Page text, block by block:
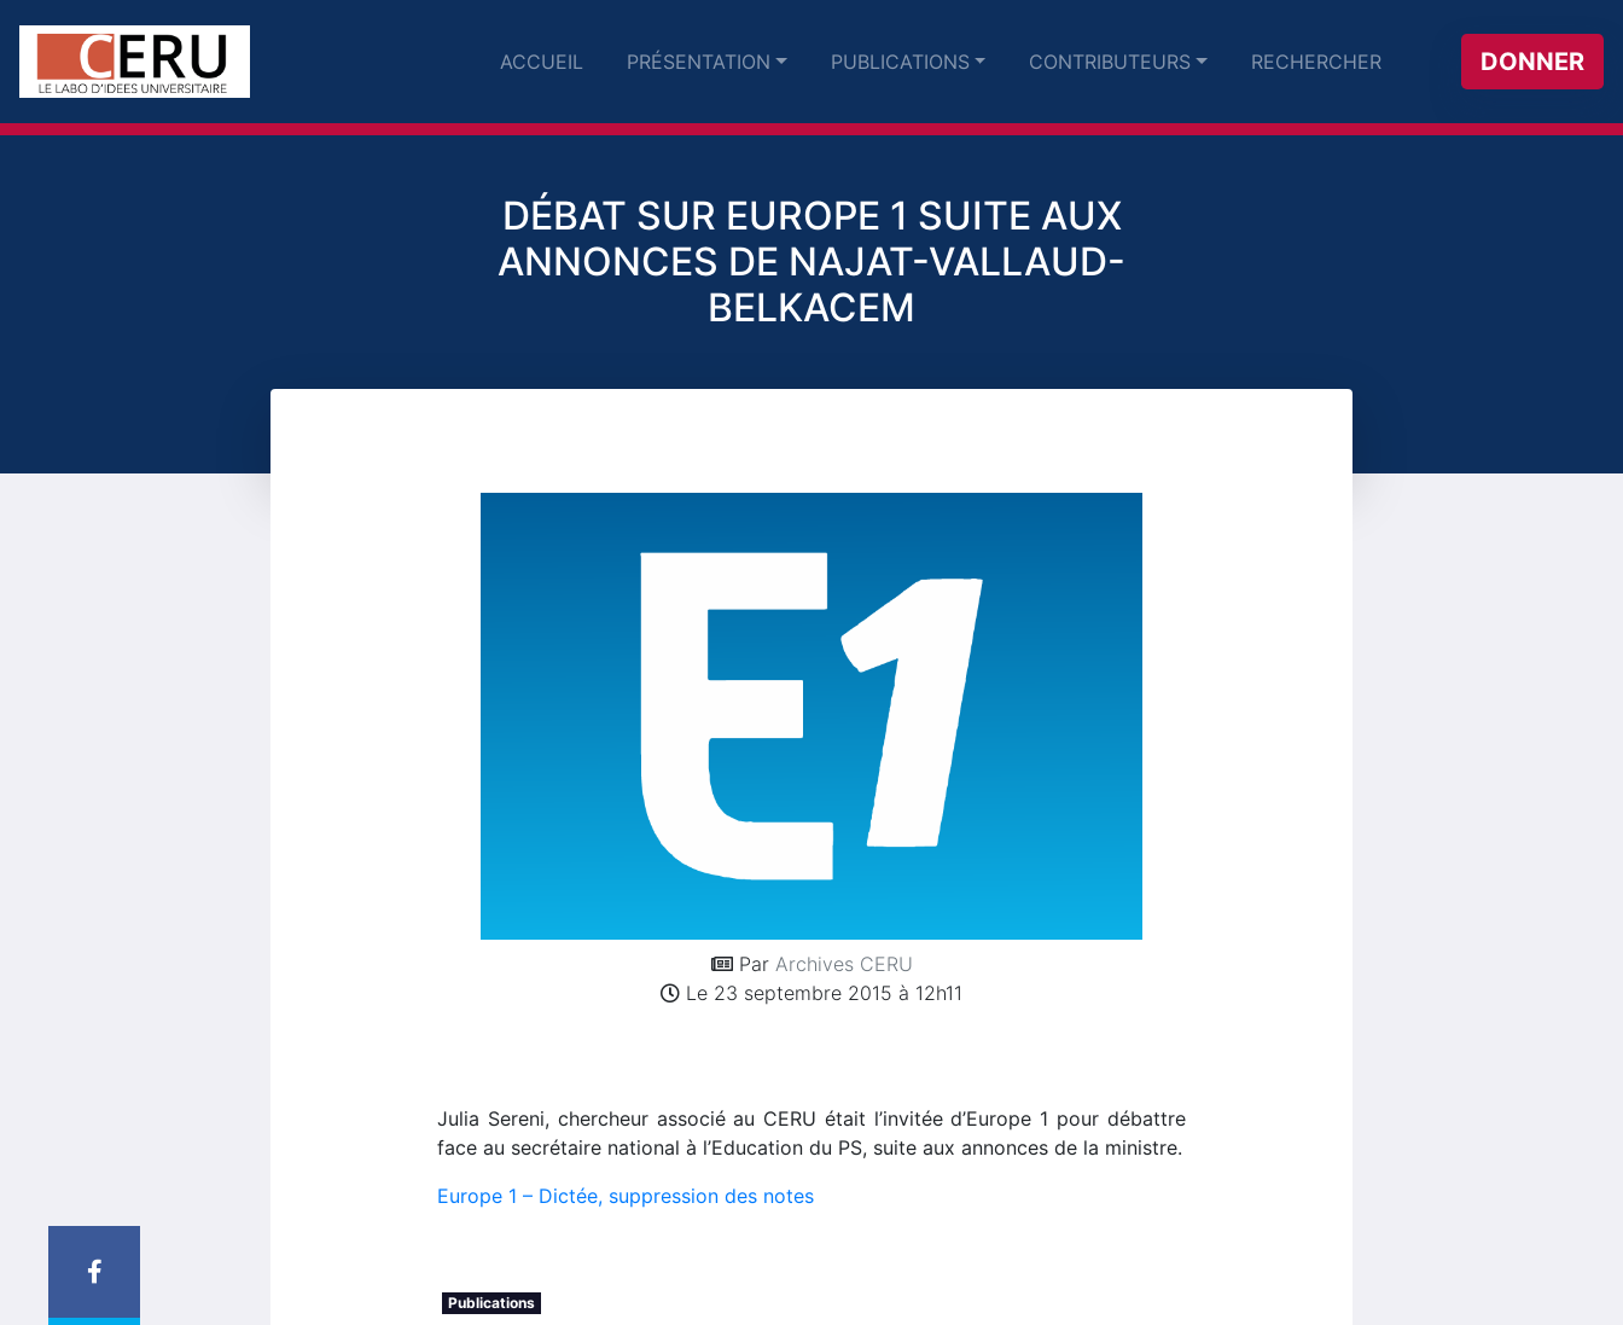
ACCUEIL PRÉSENTATION PUBLICATIONS CONTRIBUTEURS RECHERCHER DONNER
DÉBAT SUR EUROPE 1 SUITE AUX
ANNONCES DE NAJAT-VALLAUD-
BELKACEM
Par Archives CERU
Le 23 septembre 2015 à 12h11
Julia Sereni, chercheur associé au CERU était l’invitée d’Europe 1 pour débattre
face au secrétaire national à l’Education du PS, suite aux annonces de la ministre.
Europe 1 – Dictée, suppression des notes
Publications